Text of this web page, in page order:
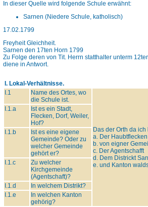
In dieser Quelle wird folgende Schule erwähnt:
Sarnen (Niedere Schule, katholisch)
17.02.1799
Freyheit Gleichheit.
Sarnen den 17ten Horn 1799
Zu Folge deren von Tit. Herrn statthalter unterm
diene in Antwort.
I. Lokal-Verhältnisse.
I.1
Name des Ortes, wo
die Schule ist.
Das der Orth da
a. Der
b. von eigner
c. Der Agentschafft
d. Dem Districkt
e. und Kanton
I.1.a
Ist es ein Stadt,
Flecken, Dorf, Weiler,
Hof?
I.1.b
Ist es eine eigene
Gemeinde? Oder zu
welcher Gemeinde
gehört er?
I.1.c
Zu welcher
Kirchgemeinde
(Agentschaft)?
I.1.d
In welchem Distrikt?
I.1.e
In welchen Kanton
gehörig?